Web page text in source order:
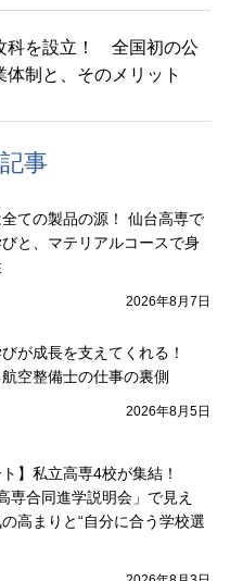
科を設立！ 全国初の公
制と、そのメリット
事
ての製品の源！ 仙台高専で
と、マテリアルコースで身
2026年8月7日
が成長を支えてくれる！
空整備士の仕事の裏側
2026年8月5日
ト】私立高専4校が集結！
専合同進学説明会」で見え
高まりと“自分に合う学校選